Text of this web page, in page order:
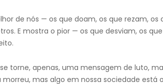
de nós — os que doam, os que rezam,
E mostra o pior — os que desviam, os
torne, apenas, uma mensagem de luto,
morreu, mas algo em nossa sociedade está